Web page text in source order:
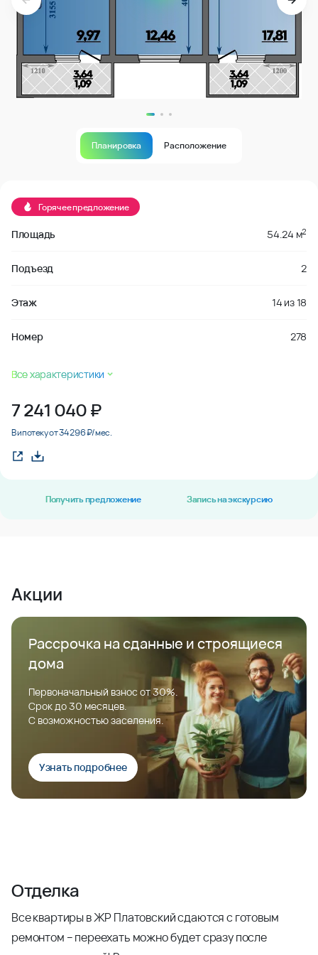
Планировка Расположение
Горячее предложение
Площадь 54.24 м2
Подъезд 2
Этаж 14 из18
Номер 278
Все характеристики
7 241 040₽
В ипотеку от 34 296 ₽/мес.
Получить предложение Запись на экскурсию
Акции
Рассрочка на сданные и строящиеся
дома
Первоначальный взнос от 30%.
Срок до 30 месяцев.
С возможностью заселения.
Узнать подробнее
Отделка
Все квартиры в ЖР Платовский сдаются с готовым
ремонтом – переехать можно будет сразу после